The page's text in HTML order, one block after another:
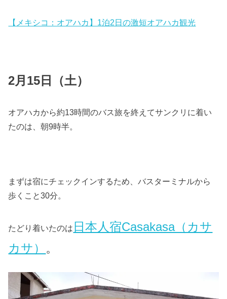
【メキシコ：オアハカ】1泊2日の激短オアハカ観光
2月15日（土）
オアハカから約13時間のバス旅を終えてサンクリに着い
たのは、朝9時半。
まずは宿にチェックインするため、バスターミナルから
歩くこと30分。
たどり着いたのは 日本人宿Casakasa（カサ
カサ） 。